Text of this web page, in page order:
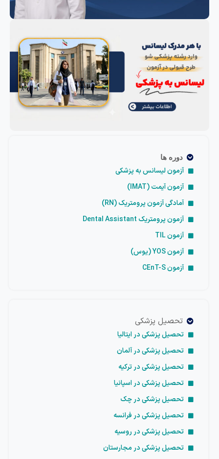
دوره ها
آزمون لیسانس به پزشکی
آزمون آیمت (IMAT)
آمادگی آزمون پرومتریک (RN)
آزمون پرومتریک Dental Assistant
آزمون TIL
آزمون YOS (یوس)
آزمون CEnT-S
تحصیل پزشکی
تحصیل پزشکی در ایتالیا
تحصیل پزشکی در آلمان
تحصیل پزشکی در ترکیه
تحصیل پزشکی در اسپانیا
تحصیل پزشکی در چک
تحصیل پزشکی در فرانسه
تحصیل پزشکی در روسیه
تحصیل پزشکی در مجارستان